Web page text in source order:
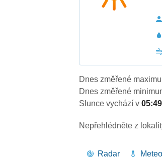
Dnes změřené
Dnes změřené
Slunce vychází v
Nepřehlédněte z
Radar